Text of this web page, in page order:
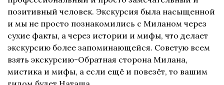
позитивный человек. Экскурсия была насыщенной
и мы не просто познакомились с Миланом через
сухие факты, а через истории и мифы, что делает
экскурсию более запоминающейся. Советую всем
взять экскурсию-Обратная сторона Милана,
мистика и мифы, а если ещё и повезёт, то вашим